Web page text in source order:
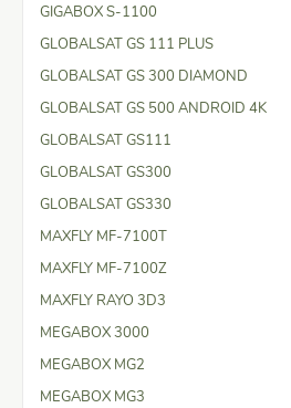
GIGABOX S-1100
GLOBALSAT GS 111 PLUS
GLOBALSAT GS 300 DIAMOND
GLOBALSAT GS 500 ANDROID 4K
GLOBALSAT GS111
GLOBALSAT GS300
GLOBALSAT GS330
MAXFLY MF-7100T
MAXFLY MF-7100Z
MAXFLY RAYO 3D3
MEGABOX 3000
MEGABOX MG2
MEGABOX MG3